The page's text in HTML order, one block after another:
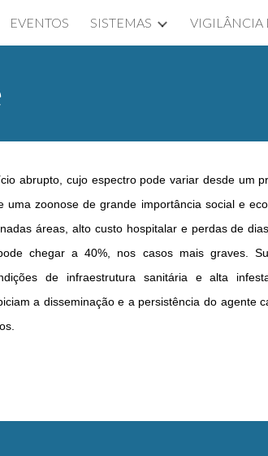
Skip to navigation
EVENTOS SISTEMAS VIGILÂNCIA
abrupto, cujo espectro pode variar desde um
uma zoonose de grande importância social e
áreas, alto custo hospitalar e perdas de
chegar a 40%, nos casos mais graves.
de infraestrutura sanitária e alta
a disseminação e a persistência do agente